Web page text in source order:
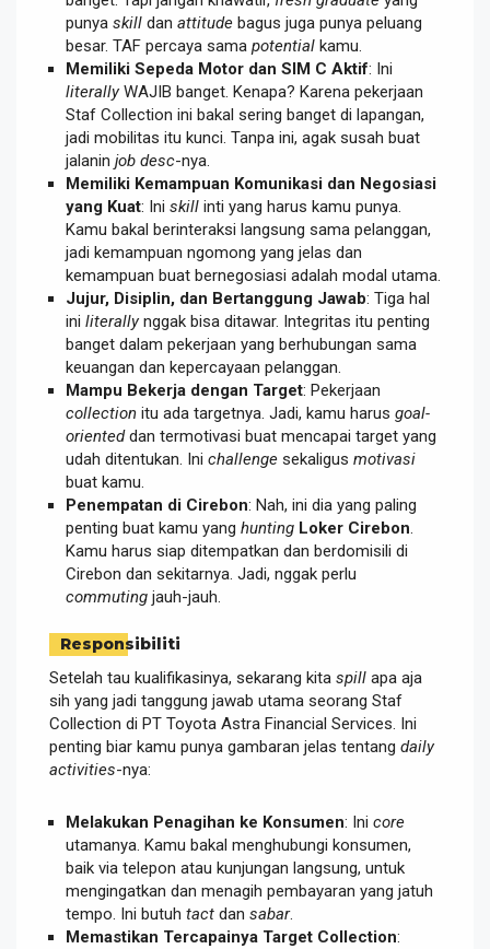
punya skill dan attitude bagus juga punya peluang
besar. TAF percaya sama potential kamu.
Memiliki Sepeda Motor dan SIM C Aktif: Ini
literallyWAJIB banget. Kenapa? Karena pekerjaan
Staf Collection ini bakal sering banget di lapangan,
jadi mobilitas itu kunci. Tanpa ini, agak susah buat
jalanin job desc-nya.
Memiliki Kemampuan Komunikasi dan Negosiasi
yang Kuat: Ini skill inti yang harus kamu punya.
Kamu bakal berinteraksi langsung sama pelanggan,
jadi kemampuan ngomong yang jelas dan
kemampuan buat bernegosiasi adalah modal utama.
Jujur, Disiplin, dan Bertanggung Jawab: Tiga hal
ini literallynggak bisa ditawar. Integritas itu penting
banget dalam pekerjaan yang berhubungan sama
keuangan dan kepercayaan pelanggan.
Mampu Bekerja dengan Target: Pekerjaan
collection itu ada targetnya. Jadi, kamu harus goal-
orienteddan termotivasi buat mencapai target yang
udah ditentukan. Ini challenge sekaligus motivasi
buat kamu.
Penempatan di Cirebon: Nah, ini dia yang paling
penting buat kamu yang hunting Loker Cirebon
Kamu harus siap ditempatkan dan berdomisili di
Cirebon dan sekitarnya. Jadi, nggak perlu
commuting jauh-jauh.
Responsibiliti
Setelah tau kualifikasinya, sekarang kita spill apa aja
sih yang jadi tanggung jawab utama seorang Staf
Collection di PT Toyota Astra Financial Services. Ini
penting biar kamu punya gambaran jelas tentang daily
activities-nya:
Melakukan Penagihan ke Konsumen: Ini core
utamanya. Kamu bakal menghubungi konsumen,
baik via telepon atau kunjungan langsung, untuk
mengingatkan dan menagih pembayaran yang jatuh
tempo. Ini butuh tact dan sabar.
Memastikan Tercapainya Target Collection: